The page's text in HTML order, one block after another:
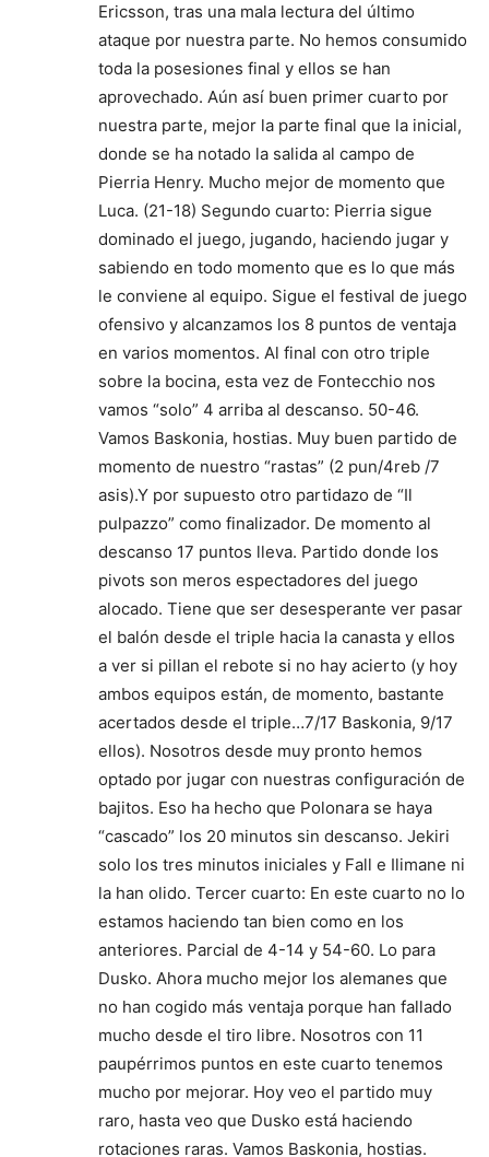
Ericsson, tras una mala lectura del último
ataque por nuestra parte. No hemos consumido
toda la posesiones final y ellos se han
aprovechado. Aún así buen primer cuarto por
nuestra parte, mejor la parte final que la inicial,
donde se ha notado la salida al campo de
Pierria Henry. Mucho mejor de momento que
Luca. (21-18) Segundo cuarto: Pierria sigue
dominado el juego, jugando, haciendo jugar y
sabiendo en todo momento que es lo que más
le conviene al equipo. Sigue el festival de juego
ofensivo y alcanzamos los 8 puntos de ventaja
en varios momentos. Al final con otro triple
sobre la bocina, esta vez de Fontecchio nos
vamos “solo” 4 arriba al descanso. 50-46.
Vamos Baskonia, hostias. Muy buen partido de
momento de nuestro “rastas” (2 pun/4reb /7
asis).Y por supuesto otro partidazo de “Il
pulpazzo” como finalizador. De momento al
descanso 17 puntos lleva. Partido donde los
pivots son meros espectadores del juego
alocado. Tiene que ser desesperante ver pasar
el balón desde el triple hacia la canasta y ellos
a ver si pillan el rebote si no hay acierto (y hoy
ambos equipos están, de momento, bastante
acertados desde el triple…7/17 Baskonia, 9/17
ellos). Nosotros desde muy pronto hemos
optado por jugar con nuestras configuración de
bajitos. Eso ha hecho que Polonara se haya
“cascado” los 20 minutos sin descanso. Jekiri
solo los tres minutos iniciales y Fall e Ilimane ni
la han olido. Tercer cuarto: En este cuarto no lo
estamos haciendo tan bien como en los
anteriores. Parcial de 4-14 y 54-60. Lo para
Dusko. Ahora mucho mejor los alemanes que
no han cogido más ventaja porque han fallado
mucho desde el tiro libre. Nosotros con 11
paupérrimos puntos en este cuarto tenemos
mucho por mejorar. Hoy veo el partido muy
raro, hasta veo que Dusko está haciendo
rotaciones raras. Vamos Baskonia, hostias.